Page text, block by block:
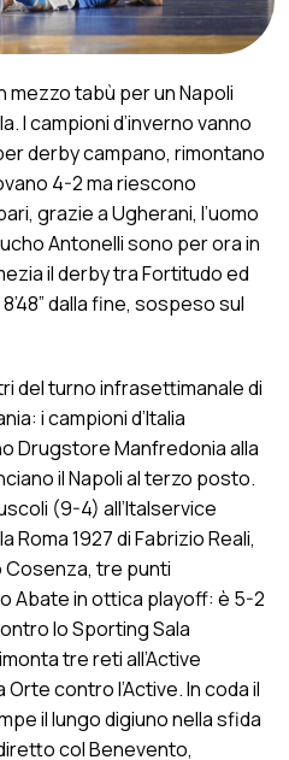
mezzo tabù per un Napoli
I campioni d’inverno vanno
derby campano, rimontano
4-2 ma riescono
grazie a Ugherani, l’uomo
Antonelli sono per ora in
il derby tra Fortitudo ed
dalla fine, sospeso sul
del turno infrasettimanale di
i campioni d’Italia
Drugstore Manfredonia alla
il Napoli al terzo posto.
(9-4) all’Italservice
1927 di Fabrizio Reali,
Cosenza, tre punti
Abate in ottica playoff: è 5-2
lo Sporting Sala
tre reti all’Active
contro l’Active. In coda il
il lungo digiuno nella sfida
col Benevento,